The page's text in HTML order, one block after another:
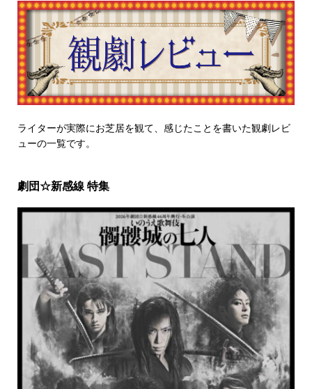
ライターが実際にお芝居を観て、感じたことを書いた観劇レビ
ューの一覧です。
劇団☆新感線 特集